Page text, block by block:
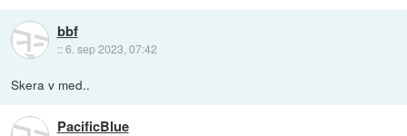
bbf
::6. sep 2023, 07:42
Skera v med..
PacificBlue